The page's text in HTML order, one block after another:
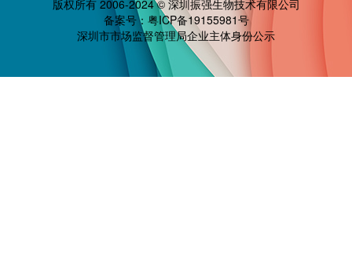
版权所有 2006-2024 © 深圳振强生物技术有限公司
备案号： 粤ICP备19155981号
深圳市市场监督管理局企业主体身份公示